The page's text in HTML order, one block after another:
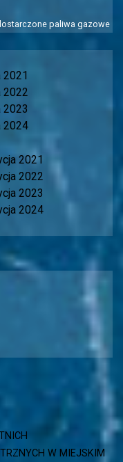
paliwa gazowe
2021
2022
2023
2024
2021
2022
2023
2024
W MIEJSKIM